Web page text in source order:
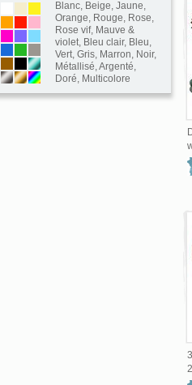
Blanc, Beige, Jaune,
Orange, Rouge, Rose,
Rose vif, Mauve &
violet, Bleu clair, Bleu,
Vert, Gris, Marron, Noir,
Métallisé,Argenté,
Doré, Multicolore